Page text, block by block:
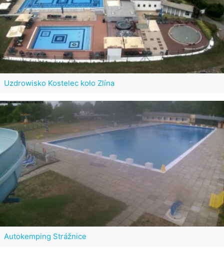
Uzdrowisko Kostelec koło Zlína
Autokemping Strážnice